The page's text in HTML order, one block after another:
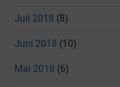
Juli 2018 (8)
Juni 2018 (10)
Mai 2018 (6)